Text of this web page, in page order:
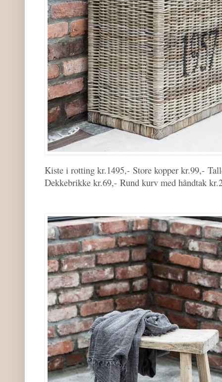
Kiste i rotting kr.1495,- Store kopper kr.99,-
Dekkebrikke kr.69,- Rund kurv med håndtak